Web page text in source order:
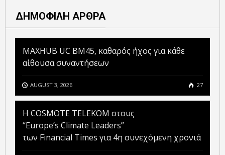
ΔΗΜΟΦΙΛΗ ΑΡΘΡΑ
MAXHUB UC BM45, καθαρός ήχος για κάθε
αίθουσα συναντήσεων
AUGUST 3, 2026 27
Η COSMOTE TELEKOM στους
“Europe’s Climate Leaders”
των Financial Times για 4η συνεχόμενη χρονιά